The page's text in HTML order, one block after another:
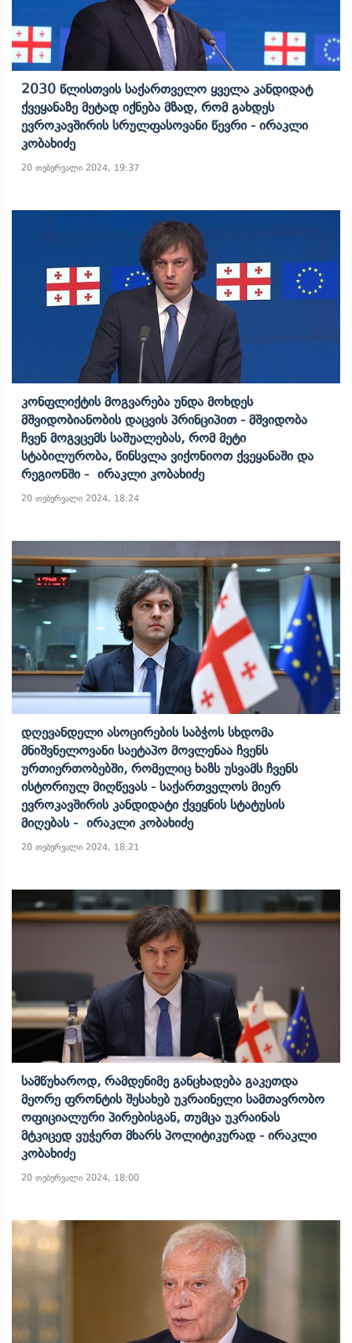
2030 Წლისთვის Საქართველო Ყველა Კანდიდატ
Ქვეყანაზე Მეტად Იქნება Მზად, Რომ Გახდეს
Ევროკავშირის Სრულფასოვანი Წევრი - Ირაკლი
Კობახიძე
20 თებერვალი 2024, 19:37
Კონფლიქტის Მოგვარება Უნდა Მოხდეს
Მშვიდობიანობის Დაცვის Პრინციპით - Მშვიდობა
Ჩვენ Მოგვცემს Საშუალებას, Რომ Მეტი
Სტაბილურობა, Წინსვლა Ვიქონიოთ Ქვეყანაში Და
Რეგიონში - Ირაკლი Კობახიძე
20 თებერვალი 2024, 18:24
Დღევანდელი Ასოცირების Საბჭოს Სხდომა
Მნიშვნელოვანი Საეტაპო Მოვლენაა Ჩვენს
Ურთიერთობებში, Რომელიც Ხაზს Უსვამს Ჩვენს
Ისტორიულ Მიღწევას - Საქართველოს Მიერ
Ევროკავშირის Კანდიდატი Ქვეყნის Სტატუსის
Მიღებას - Ირაკლი Კობახიძე
20 თებერვალი 2024, 18:21
Სამწუხაროდ, Რამდენიმე Განცხადება Გაკეთდა
Მეორე Ფრონტის Შესახებ Უკრაინელი Სამთავრობო
Ოფიციალური Პირებისგან, Თუმცა Უკრაინას
Მტკიცედ Ვუჭერთ Მხარს Პოლიტიკურად - Ირაკლი
Კობახიძე
20 თებერვალი 2024, 18:00